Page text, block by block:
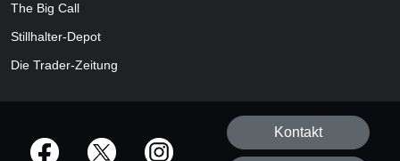
The Big Call
Stillhalter-Depot
Die Trader-Zeitung
offizielle Social Media-Accounts
Kontakt